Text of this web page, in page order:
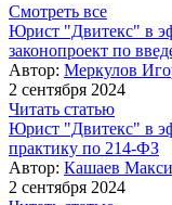
Смотреть все
Юрист "Двитекс" в
законопроект по
Автор: Меркулов
2 сентября 2024
Читать статью
Юрист "Двитекс" в
практику по 214-ФЗ
Автор: Кашаев
2 сентября 2024